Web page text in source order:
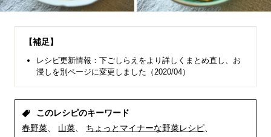
【補足】
レシピ更新情報：下ごしらえをより詳しくまとめ直し、お
浸しを別ページに変更しました（2020/04）
このレシピのキーワード
春野菜
山菜 ちょっとマイナーな野菜レシピ